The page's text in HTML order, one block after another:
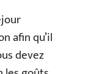
afin qu’il
devez